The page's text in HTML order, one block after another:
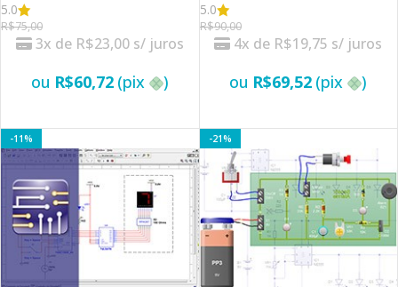
5.0
R$75,00
3x de R$23,00 s/ juros
ou R$60,72 (pix )
5.0
R$90,00
4x de R$19,75 s/ juros
ou R$69,52 (pix )
-11% -21%